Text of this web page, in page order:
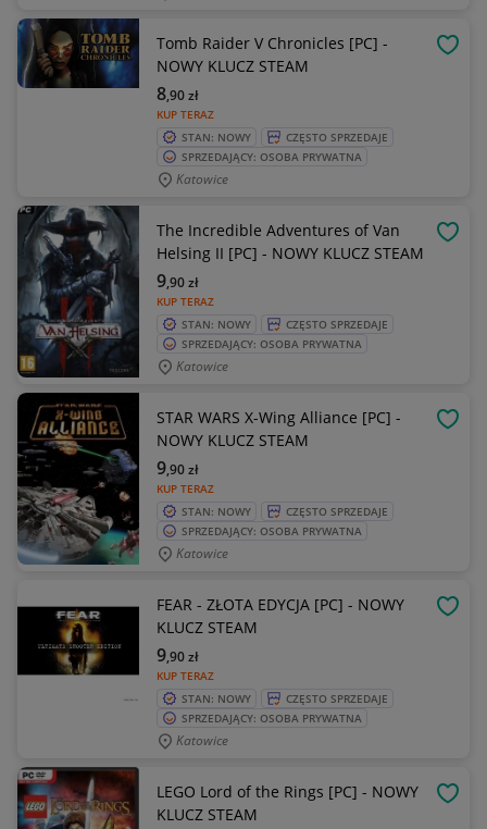
Tomb Raider V Chronicles [PC] -
NOWY KLUCZ STEAM
KUP TERAZ
8,90zł
STAN: NOWY
CZĘSTO SPRZEDAJE
SPRZEDAJĄCY: OSOBA PRYWATNA
Katowice
The Incredible Adventures of Van
Helsing II [PC] - NOWY KLUCZ STEAM
KUP TERAZ
9,90zł
STAN: NOWY
CZĘSTO SPRZEDAJE
SPRZEDAJĄCY: OSOBA PRYWATNA
Katowice
STAR WARS X-Wing Alliance [PC] -
NOWY KLUCZ STEAM
KUP TERAZ
9,90zł
STAN: NOWY
CZĘSTO SPRZEDAJE
SPRZEDAJĄCY: OSOBA PRYWATNA
Katowice
FEAR - ZŁOTA EDYCJA [PC] - NOWY
KLUCZ STEAM
KUP TERAZ
9,90zł
STAN: NOWY
CZĘSTO SPRZEDAJE
SPRZEDAJĄCY: OSOBA PRYWATNA
Katowice
LEGO Lord of the Rings [PC] - NOWY
KLUCZ STEAM